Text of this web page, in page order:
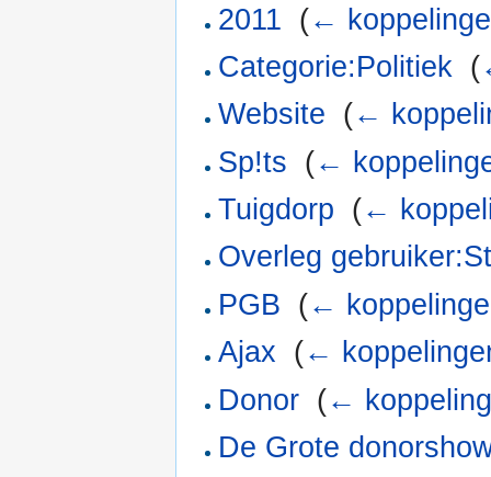
2011 (←
Categorie:Politiek (
Website (←
Sp!ts (←
Tuigdorp (←
Overleg
PGB (←
Ajax (←
Donor (←
De Grote